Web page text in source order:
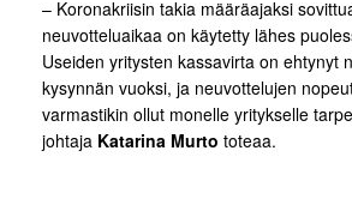
– Koronakriisin takia määräajaksi
neuvotteluaikaa on käytetty lähes
Useiden yritysten kassavirta on ehtynyt
kysynnän vuoksi, ja neuvottelujen
varmastikin ollut monelle yritykselle
johtaja Katarina Murto toteaa.